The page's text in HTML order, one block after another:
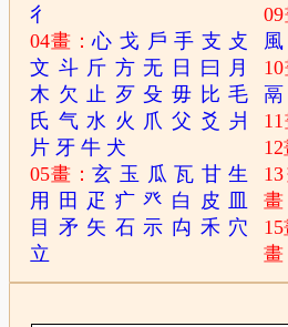
彳
04畫：心 戈 戶 手 支 攴
文 斗 斤 方 无 日 曰 月
木 欠 止 歹 殳 毋 比 毛
氏 气 水 火 爪 父 爻 爿
片 牙 牛 犬
05畫：玄 玉 瓜 瓦 甘 生
用
田 疋 疒 癶 白 皮
目
矛 矢 石 示 禸 禾 穴
立
09
風
鬲
畫
畫